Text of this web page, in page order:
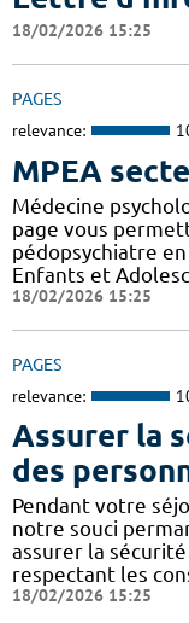
18/02/2026 15:25
PAGES
relevance:
MPEA
Médecine
page vous
pédopsychiatre
Enfants et
18/02/2026 15:25
PAGES
relevance:
Assurer la
des
Pendant votre
notre souci
assurer la
respectant les
18/02/2026 15:25